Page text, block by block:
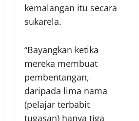
kemalangan itu secara
sukarela.
“Bayangkan ketika
mereka membuat
pembentangan,
daripada lima nama
(pelajar terbabit
tugasan) hanya tiga